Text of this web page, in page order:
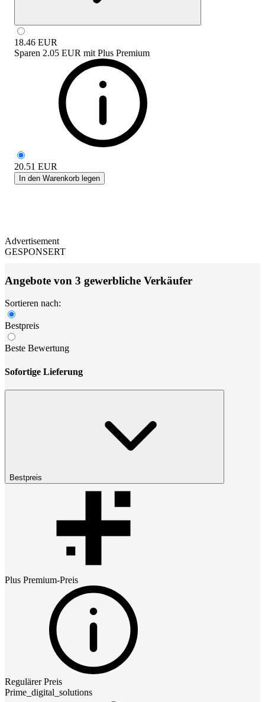
18.46 EUR
Sparen 2.05 EUR mit Plus Premium
20.51 EUR
In den Warenkorb legen
Advertisement
GESPONSERT
Angebote von 3 gewerbliche Verkäufer
Sortieren nach:
Bestpreis
Beste Bewertung
Sofortige Lieferung
Bestpreis
Plus Premium-Preis
Regulärer Preis
Prime_digital_solutions